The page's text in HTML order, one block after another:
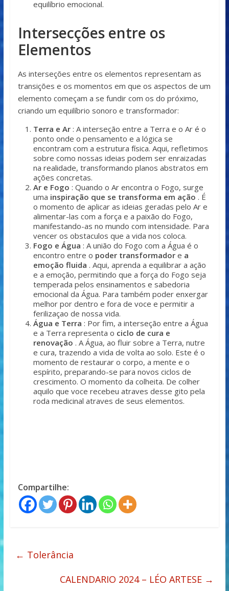
equilíbrio emocional.
Intersecções entre os
Elementos
As interseções entre os elementos representam as
transições e os momentos em que os aspectos de um
elemento começam a se fundir com os do próximo,
criando um equilíbrio sonoro e transformador:
Terra e Ar: A interseção entre a Terra e o Ar é o
ponto onde o pensamento e a lógica se
encontram com a estrutura física. Aqui, refletimos
sobre como nossas ideias podem ser enraizadas
na realidade, transformando planos abstratos em
ações concretas.
Ar e Fogo : Quando o Ar encontra o Fogo, surge
uma inspiração que se transforma em ação . É
o momento de aplicar as ideias geradas pelo Ar e
alimentar-las com a força e a paixão do Fogo,
manifestando-as no mundo com intensidade. Para
vencer os obstaculos que a vida nos coloca.
Fogo e Água : A união do Fogo com a Água é o
encontro entre o poder transformadore a
emoção fluida . Aqui, aprenda a equilibrar a ação
e a emoção, permitindo que a força do Fogo seja
temperada pelos ensinamentos e sabedoria
emocional da Água. Para também poder enxergar
melhor por dentro e fora de voce e permitir a
ferilizaçao de nossa vida.
Água e Terra : Por fim, a interseção entre a Água
e a Terra representa o ciclo de cura e
renovação . A Água, ao fluir sobre a Terra, nutre
e cura, trazendo a vida de volta ao solo. Este é o
momento de restaurar o corpo, a mente e o
espírito, preparando-se para novos ciclos de
crescimento. O momento da colheita. De colher
aquilo que voce recebeu atraves desse gito pela
roda medicinal atraves de seus elementos.
Compartilhe:
← Tolerância
CALENDARIO 2024 – LÉO ARTESE →